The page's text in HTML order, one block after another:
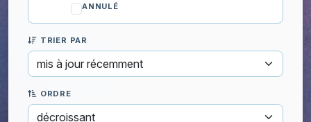
ANNULÉ
TRIER PAR
ORDRE